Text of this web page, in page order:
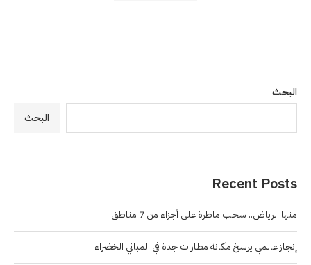
البحث
البحث
Recent Posts
منها الرياض.. سحب ماطرة على أجزاء من 7 مناطق
إنجاز عالمي يرسخ مكانة مطارات جدة في المباني الخضراء